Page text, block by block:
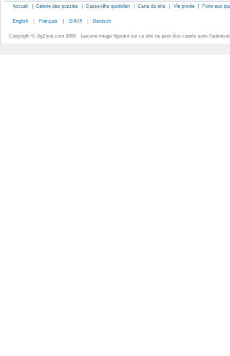
Accueil | Galerie des puzzles | Casse-tête quotidien | Carte du site | Vie privée | Foire aux
English | Français | 日本語 | Deutsch
Copyright © JigZone.com 2006 (aucune image figurant sur ce site ne peut être copiée sans